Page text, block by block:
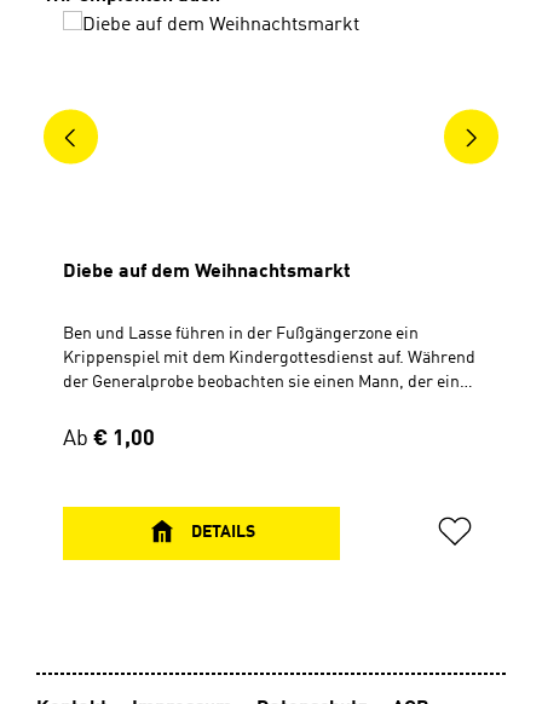
Für Kinder ab 7 JahrenPaperback12 x 19 cm104 Seiten
Diebe auf dem Weihnachtsmarkt
Ben und Lasse führen in der Fußgängerzone ein
Krippenspiel mit dem Kindergottesdienst auf. Während
der Generalprobe beobachten sie einen Mann, der einen
verfolgen den Dieb. Dieses Weihnachtsabenteuer gibt
Krippenspiel (Download) Das Krippenspiel finden Sie
oben als kostenlosen Download! Lied der CD: Liedblatt
Regulärer Preis:
Ab € 1,00
DETAILS